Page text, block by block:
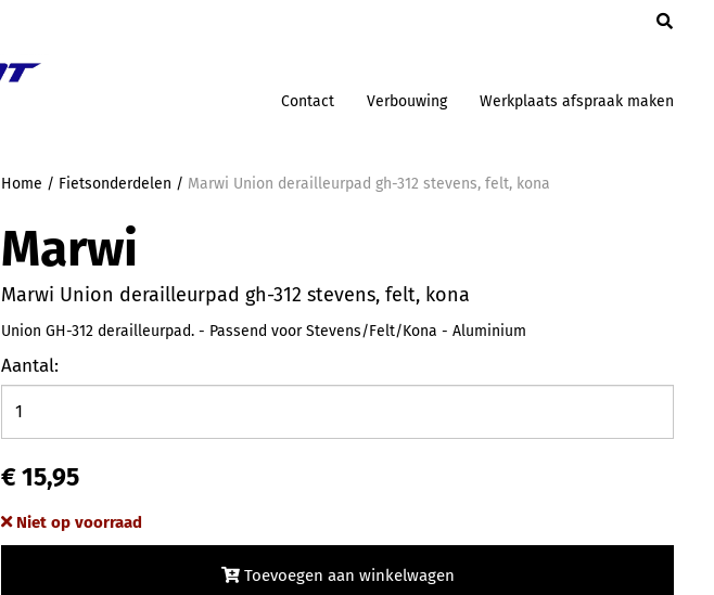
Contact Verbouwing Werkplaats afspraak maken
Home / Fietsonderdelen / Marwi Union derailleurpad gh-312 stevens, felt, kona
Marwi
Marwi Union derailleurpad gh-312 stevens, felt, kona
Union GH-312 derailleurpad. - Passend voor Stevens/Felt/Kona - Aluminium
Aantal:
€ 15,95
Niet op voorraad
Toevoegen aan winkelwagen